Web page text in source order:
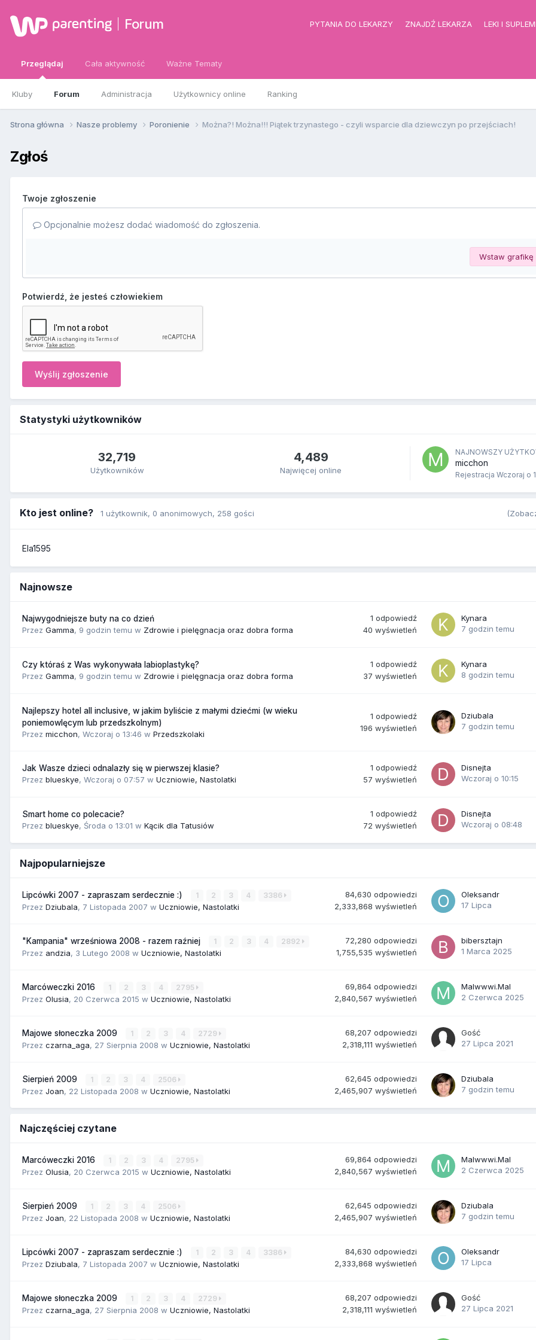
Forum PYTANIA DO LEKARZY ZNAJDŹ LEKARZA LEKI I
Przeglądaj
Kluby Forum Administracja Użytkownicy online Ranking
Cała aktywność Ważne Tematy
Strona główna Nasze problemy Poronienie Można?! Można!!! Piątek trzynastego - czyli wsparcie dla dziewczyn po przejściach!
Zgłoś
Twoje zgłoszenie
Opcjonalnie możesz dodać wiadomość do zgłoszenia.
Wstaw grafikę
Potwierdź, że jesteś człowiekiem
Wyślij zgłoszenie
Statystyki użytkowników
32,719
Użytkowników
4,489
Najwięcej online
NAJNOWSZY
micchon
Rejestracja Wczoraj o
Kto jest online? 1 użytkownik, 0 anonimowych, 258 gości
Ela1595
Najnowsze
Najwygodniejsze buty na co dzień
Przez Gamma, 9 godzin temu w Zdrowie i pielęgnacja oraz dobra forma
1 odpowiedź
40 wyświetleń
Kynara
7 godzin temu
Czy któraś z Was wykonywała labioplastykę?
Przez Gamma, 9 godzin temu w Zdrowie i pielęgnacja oraz dobra forma
1 odpowiedź
37 wyświetleń
Kynara
8 godzin temu
Najlepszy hotel all inclusive, w jakim byliście z małymi dziećmi (w wieku
poniemowlęcym lub przedszkolnym)
Przez micchon, Wczoraj o 13:46 w Przedszkolaki
1 odpowiedź
196 wyświetleń
Dziubala
7 godzin temu
Jak Wasze dzieci odnalazły się w pierwszej klasie?
Przez blueskye, Wczoraj o 07:57 w Uczniowie, Nastolatki
1 odpowiedź
57 wyświetleń
Disnejta
Wczoraj o 10:15
Smart home co polecacie?
Przez blueskye, Środa o 13:01 w Kącik dla Tatusiów
1 odpowiedź
72 wyświetleń
Disnejta
Wczoraj o 08:48
Najpopularniejsze
Lipcówki 2007 - zapraszam serdecznie :) 1 2 3 4 3386
Przez Dziubala, 7 Listopada 2007 w Uczniowie, Nastolatki
84,630 odpowiedzi
2,333,868 wyświetleń
Oleksandr
17 Lipca
"Kampania" wrześniowa 2008 - razem raźniej 1 2 3 4 2892
Przez andzia, 3 Lutego 2008 w Uczniowie, Nastolatki
72,280 odpowiedzi
1,755,535 wyświetleń
bibersztajn
1 Marca 2025
Marcóweczki 2016 1 2 3 4 2795
Przez Olusia, 20 Czerwca 2015 w Uczniowie, Nastolatki
69,864 odpowiedzi
2,840,567 wyświetleń
Malwwwi.Mal
2 Czerwca 2025
Majowe słoneczka 2009 1 2 3 4 2729
Przez czarna_aga, 27 Sierpnia 2008 w Uczniowie, Nastolatki
68,207 odpowiedzi
2,318,111 wyświetleń
Gość
27 Lipca 2021
Sierpień 2009 1 2 3 4 2506
Przez Joan, 22 Listopada 2008 w Uczniowie, Nastolatki
62,645 odpowiedzi
2,465,907 wyświetleń
Dziubala
7 godzin temu
Najczęściej czytane
Marcóweczki 2016 1 2 3 4 2795
Przez Olusia, 20 Czerwca 2015 w Uczniowie, Nastolatki
69,864 odpowiedzi
2,840,567 wyświetleń
Malwwwi.Mal
2 Czerwca 2025
Sierpień 2009 1 2 3 4 2506
Przez Joan, 22 Listopada 2008 w Uczniowie, Nastolatki
62,645 odpowiedzi
2,465,907 wyświetleń
Dziubala
7 godzin temu
Lipcówki 2007 - zapraszam serdecznie :) 1 2 3 4 3386
Przez Dziubala, 7 Listopada 2007 w Uczniowie, Nastolatki
84,630 odpowiedzi
2,333,868 wyświetleń
Oleksandr
17 Lipca
Majowe słoneczka 2009 1 2 3 4 2729
Przez czarna_aga, 27 Sierpnia 2008 w Uczniowie, Nastolatki
68,207 odpowiedzi
2,318,111 wyświetleń
Gość
27 Lipca 2021